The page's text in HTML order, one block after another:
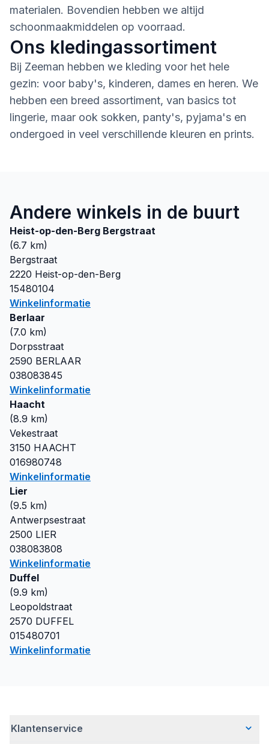
materialen. Bovendien hebben we altijd
schoonmaakmiddelen op voorraad.
Ons kledingassortiment
Bij Zeeman hebben we kleding voor het hele
gezin: voor baby's, kinderen, dames en heren. We
hebben een breed assortiment, van basics tot
lingerie, maar ook sokken, panty's, pyjama's en
ondergoed in veel verschillende kleuren en prints.
Andere winkels in de buurt
Heist-op-den-Berg Bergstraat
(6.7 km)
Bergstraat
2220 Heist-op-den-Berg
15480104
Winkelinformatie
Berlaar
(7.0 km)
Dorpsstraat
2590 BERLAAR
038083845
Winkelinformatie
Haacht
(8.9 km)
Vekestraat
3150 HAACHT
016980748
Winkelinformatie
Lier
(9.5 km)
Antwerpsestraat
2500 LIER
038083808
Winkelinformatie
Duffel
(9.9 km)
Leopoldstraat
2570 DUFFEL
015480701
Winkelinformatie
Klantenservice